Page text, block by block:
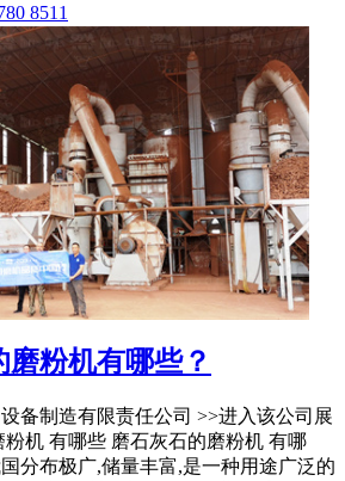
8511
磨粉机有哪些？
备制造有限责任公司 >>进入该公司展
粉机 有哪些 磨石灰石的磨粉机 有哪
分布极广,储量丰富,是一种用途广泛的